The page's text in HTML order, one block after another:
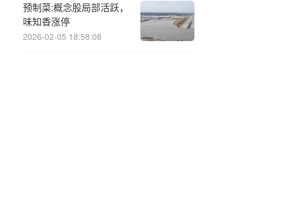
预制菜:概念股局部活跃，
味知香涨停
2026-02-05 18:58:08